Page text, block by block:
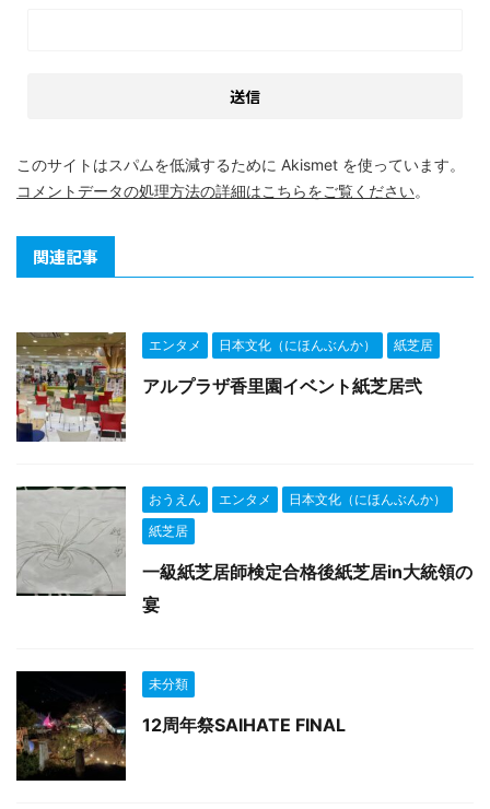
このサイトはスパムを低減するために Akismet を使っています。
コメントデータの処理方法の詳細はこちらをご覧ください。
関連記事
エンタメ 日本文化（にほんぶんか） 紙芝居
アルプラザ香里園イベント紙芝居弐
おうえん エンタメ
日本文化（にほんぶんか）
紙芝居
一級紙芝居師検定合格後紙芝居in大統領の
宴
未分類
12周年祭SAIHATE FINAL